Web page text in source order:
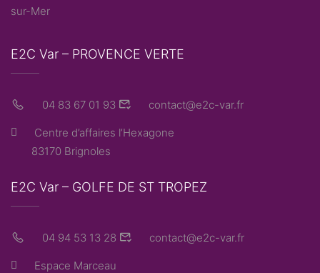
sur-Mer
E2C Var – PROVENCE VERTE
04 83 67 01 93 contact@e2c-var.fr
Centre d’affaires l’Hexagone
83170 Brignoles
E2C Var – GOLFE DE ST TROPEZ
04 94 53 13 28 contact@e2c-var.fr
Espace Marceau